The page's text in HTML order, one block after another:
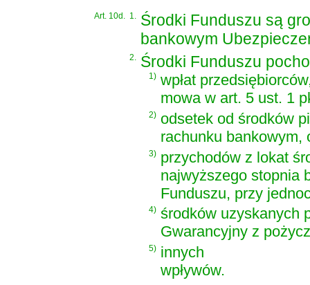
Art. 10d. 1. Środki Funduszu są
bankowym
2. Środki Funduszu
1) wpłat
mowa w art. 5 ust. 1
2) odsetek od środków
rachunku bankowym,
3) przychodów z lokat
najwyższego stopnia
Funduszu, przy
4) środków uzyskanych
Gwarancyjny z
5) innych
wpływów.